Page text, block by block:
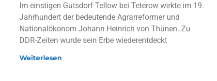
Im einstigen Gutsdorf Tellow bei Teterow wirkte im 19.
Jahrhundert der bedeutende Agrarreformer und
Nationalökonom Johann Heinrich von Thünen. Zu
DDR-Zeiten wurde sein Erbe wiederentdeckt
Weiterlesen